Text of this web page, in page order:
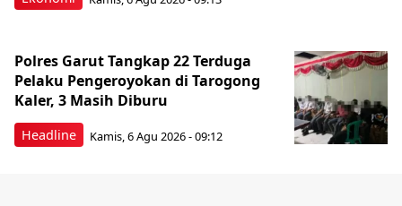
Headline
Polres Garut Tangkap 22 Terduga
Pelaku Pengeroyokan di Tarogong
Kaler, 3 Masih Diburu
Kamis, 6 Agu 2026 - 09:12